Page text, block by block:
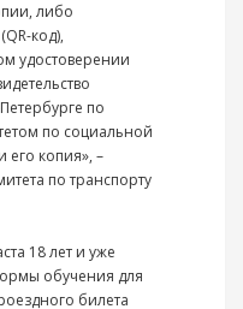
либо
код),
удостоверении
по
по социальной
его копия», –
по транспорту
18 лет и уже
обучения для
билета